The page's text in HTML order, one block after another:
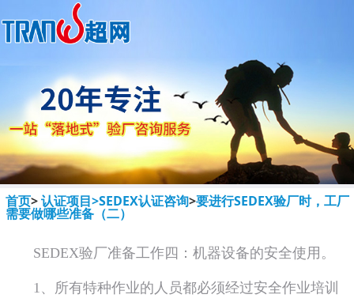
首页>认证项目>SEDEX认证咨询>要进行SEDEX验厂时，工厂
需要做哪些准备（二）
SEDEX验厂准备工作四：机器设备的安全使用。
1、所有特种作业的人员都必须经过安全作业培训